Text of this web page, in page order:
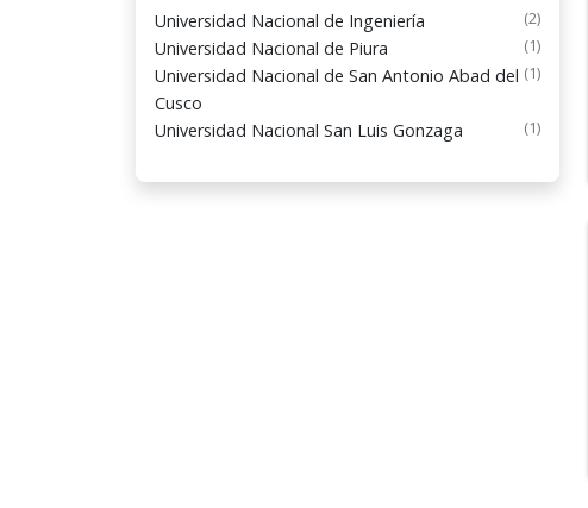
Universidad Nacional de Ingeniería (2)
Universidad Nacional de Piura (1)
Universidad Nacional de San Antonio Abad del
Cusco
(1)
Universidad Nacional San Luis Gonzaga (1)